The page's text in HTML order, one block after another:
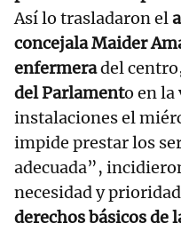
Así lo trasladaron el
concejala Maider
enfermeradel
del Parlamento en la
instalaciones el
impide prestar los
adecuada”,
necesidad y
derechos básicos de